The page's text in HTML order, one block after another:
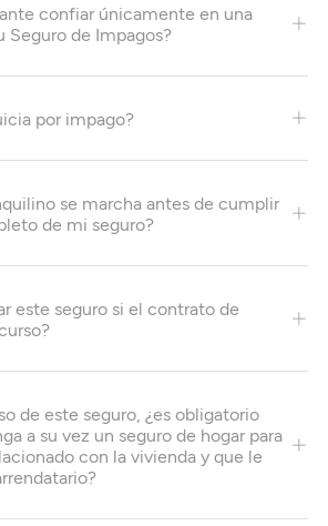
confiar únicamente en una
Seguro de Impagos?
por impago?
se marcha antes de cumplir
de mi seguro?
este seguro si el contrato de
de este seguro, ¿es obligatorio
a su vez un seguro de hogar para
con la vivienda y que le